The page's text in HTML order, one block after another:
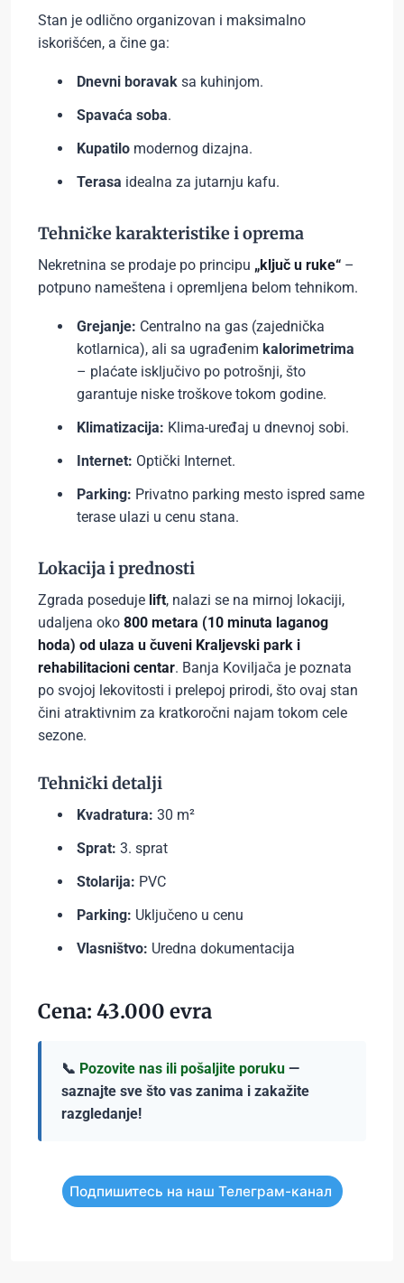
Stan je odlično organizovan i maksimalno
iskorišćen, a čine ga:
Dnevni boravak sa kuhinjom.
Spavaća soba.
Kupatilo modernog dizajna.
Terasa idealna za jutarnju kafu.
Tehničke karakteristike i oprema
Nekretnina se prodaje po principu „ključ u ruke“ –
potpuno nameštena i opremljena belom tehnikom.
Grejanje: Centralno na gas (zajednička
kotlarnica), ali sa ugrađenim kalorimetrima
– plaćate isključivo po potrošnji, što
garantuje niske troškove tokom godine.
Klimatizacija: Klima-uređaj u dnevnoj sobi.
Internet: Optički Internet.
Parking: Privatno parking mesto ispred same
terase ulazi u cenu stana.
Lokacija i prednosti
Zgrada poseduje lift, nalazi se na mirnoj lokaciji,
udaljena oko 800 metara (10 minuta laganog
hoda) od ulaza u čuveni Kraljevski park i
rehabilitacioni centar. Banja Koviljača je poznata
po svojoj lekovitosti i prelepoj prirodi, što ovaj stan
čini atraktivnim za kratkoročni najam tokom cele
sezone.
Tehnički detalji
Kvadratura: 30 m²
Sprat: 3. sprat
Stolarija: PVC
Parking: Uključeno u cenu
Vlasništvo: Uredna dokumentacija
Cena: 43.000 evra
📞 Pozovite nas ili pošaljite poruku —
saznajte sve što vas zanima i zakažite
razgledanje!
Подпишитесь на наш Телеграм-канал